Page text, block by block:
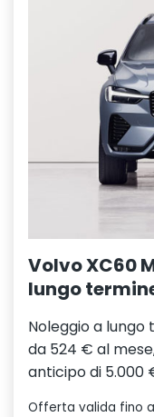
Volvo XC60
lungo
Noleggio a
da 524 € al
anticipo di 5.000
Offerta valida fino